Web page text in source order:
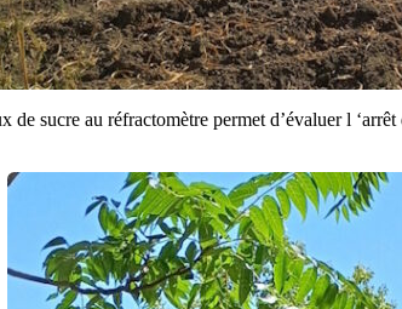
sucre au réfractomètre permet d’évaluer l